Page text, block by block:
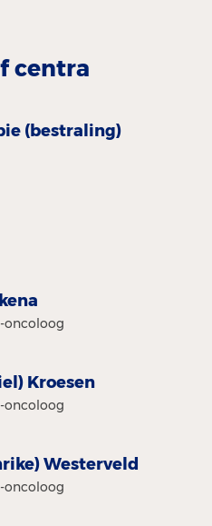
centra
(bestraling)
oncoloog
Kroesen
oncoloog
Westerveld
oncoloog